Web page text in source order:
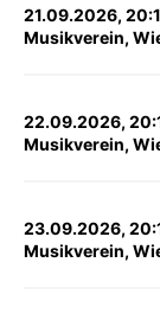
21.09.2026,
Musikverein,
22.09.2026,
Musikverein,
23.09.2026,
Musikverein,